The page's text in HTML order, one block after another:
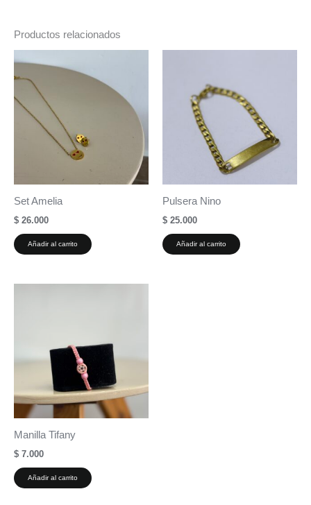
Productos relacionados
Set Amelia
$ 26.000
Añadir al carrito
Pulsera Nino
$ 25.000
Añadir al carrito
Manilla Tifany
$ 7.000
Añadir al carrito